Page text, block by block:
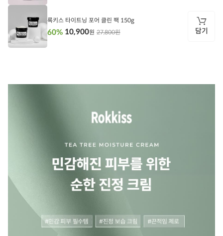
담
담
록키스 타이트닝 포어 클린 팩 150g
27,800원
60% 10,900원 담기